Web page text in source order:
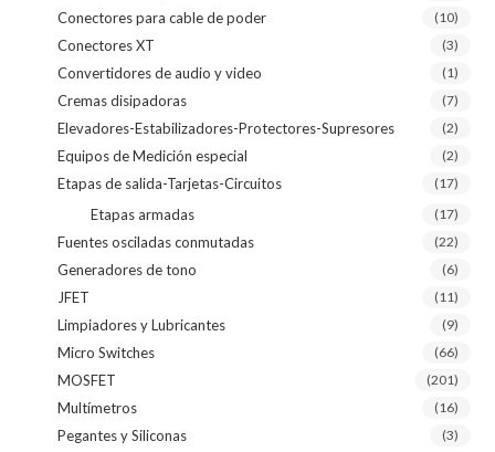
Conectores para cable de poder (10)
Conectores XT (3)
Convertidores de audio y video (1)
Cremas disipadoras (7)
Elevadores-Estabilizadores-Protectores-Supresores (2)
Equipos de Medición especial (2)
Etapas de salida-Tarjetas-Circuitos (17)
Etapas armadas (17)
Fuentes osciladas conmutadas (22)
Generadores de tono (6)
JFET (11)
Limpiadores y Lubricantes (9)
Micro Switches (66)
MOSFET (201)
Multímetros (16)
Pegantes y Siliconas (3)